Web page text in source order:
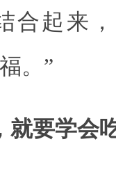
合起来
。”
就要学会